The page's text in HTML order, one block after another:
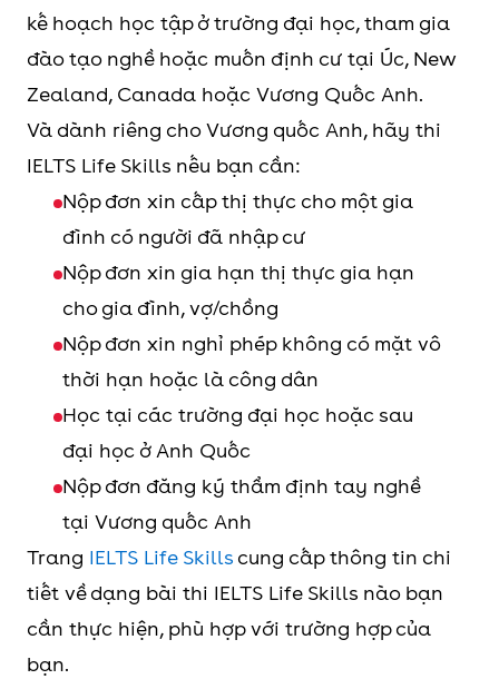
kế hoạch học tập ở trường đại học, tham gia
đào tạo nghề hoặc muốn định cư tại Úc, New
Zealand, Canada hoặc Vương Quốc Anh.
Và dành riêng cho Vương quốc Anh, hãy thi
IELTS Life Skills nếu bạn cần:
Nộp đơn xin cấp thị thực cho một gia
đình có người đã nhập cư
Nộp đơn xin gia hạn thị thực gia hạn
cho gia đình, vợ/chồng
Nộp đơn xin nghỉ phép không có mặt vô
thời hạn hoặc là công dân
Học tại các trường đại học hoặc sau
đại học ở Anh Quốc
Nộp đơn đăng ký thẩm định tay nghề
tại Vương quốc Anh
Trang IELTS Life Skills cung cấp thông tin chi
tiết về dạng bài thi IELTS Life Skills nào bạn
cần thực hiện, phù hợp với trường hợp của
bạn.